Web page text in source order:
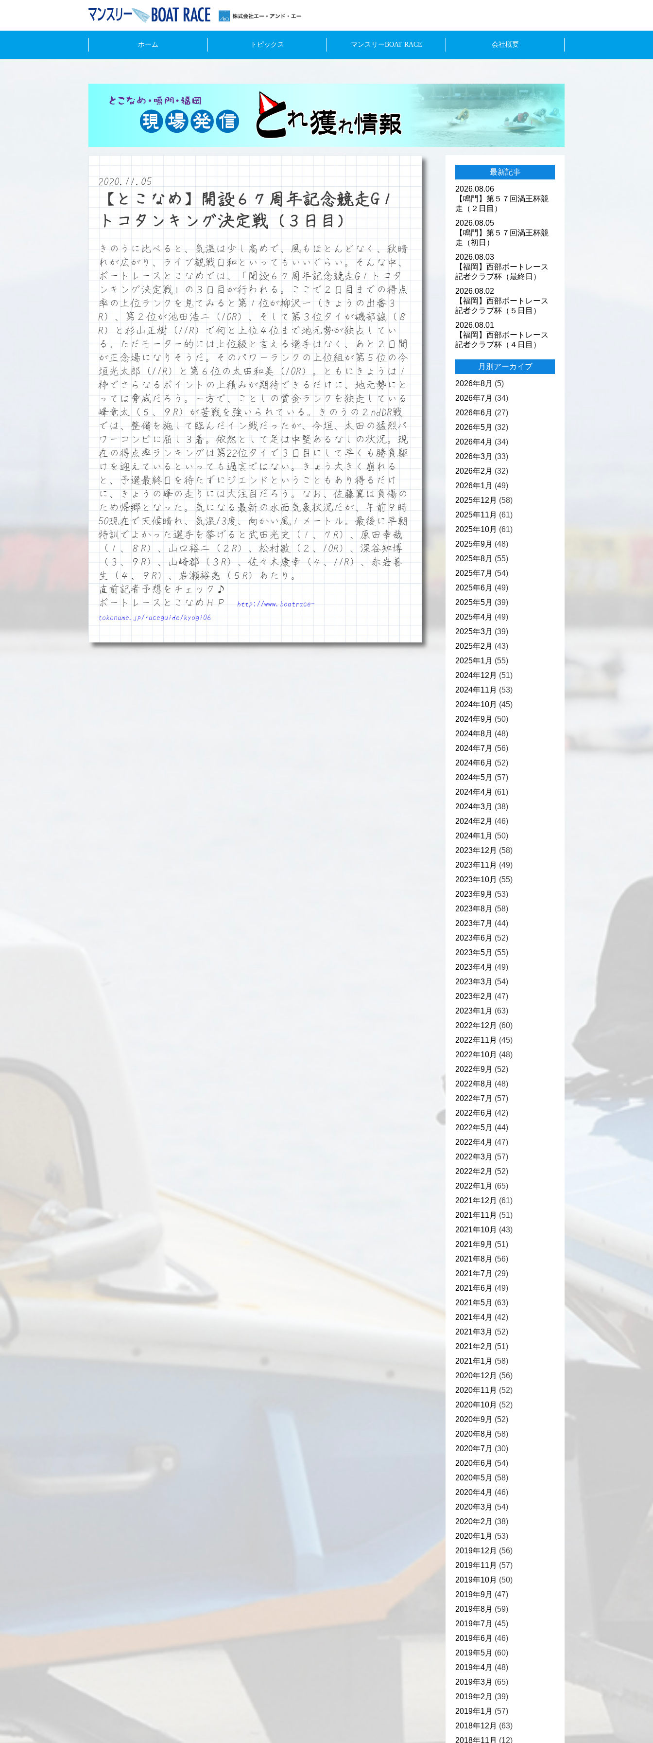
ホーム トピックス マンスリーBOAT RACE 会社概要
2020.11.05
【とこなめ】開設６７周年記念競走G１
トコタンキング決定戦（３日目）
きのうに比べると、気温は少し高めで、風もほとんどなく、秋晴
れが広がり、ライブ観戦日和といってもいいぐらい。そんな中、
ボートレースとこなめでは、「開設６７周年記念競走G１トコタ
ンキング決定戦」の３日目が行われる。ここで２日目までの得点
率の上位ランクを見てみると第１位が柳沢一（きょうの出番３
R）、第２位が池田浩二（10R）、そして第３位タイが磯部誠（８
R）と杉山正樹（11R）で何と上位４位まで地元勢が独占してい
る。ただモーター的には上位級と言える選手はなく、あと２日間
が正念場になりそうだ。そのパワーランクの上位組が第５位の今
垣光太郎（11R）と第６位の太田和美（10R）。ともにきょうは１
枠でさらなるポイントの上積みが期待できるだけに、地元勢にと
っては脅威だろう。一方で、ことしの賞金ランクを独走している
峰竜太（５、９R）が苦戦を強いられている。きのうの２ndDR戦
では、整備を施して臨んだイン戦だったが、今垣、太田の猛烈パ
ワーコンビに屈し３着。依然として足は中堅あるなしの状況。現
在の得点率ランキングは第22位タイで３日目にして早くも勝負駆
けを迎えているといっても過言ではない。きょう大きく崩れる
と、予選最終日を待たずにジエンドということもあり得るだけ
に、きょうの峰の走りには大注目だろう。なお、佐藤翼は負傷の
ため帰郷となった。気になる最新の水面気象状況だが、午前９時
50現在で天候晴れ、気温13度、向かい風１メートル。最後に早朝
特訓でよかった選手を挙げると武田光史（１、７R）、原田幸哉
（１、８R）、山口裕二（２R）、松村敏（２、10R）、深谷知博
（３、９R）、山崎郡（３R）、佐々木康幸（４、11R）、赤岩善
生（４、９R）、岩瀬裕亮（５R）あたり。
直前記者予想をチェック♪
ボートレースとこなめＨＰ
http://www.boatrace-
tokoname.jp/raceguide/kyogi06
最新記事
2026.08.06
【鳴門】第５７回渦王杯競
走（２日目）
2026.08.05
【鳴門】第５７回渦王杯競
走（初日）
2026.08.03
【福岡】西部ボートレース
記者クラブ杯（最終日）
2026.08.02
【福岡】西部ボートレース
記者クラブ杯（５日目）
2026.08.01
【福岡】西部ボートレース
記者クラブ杯（４日目）
月別アーカイブ
2026年8月 (5)
2026年7月 (34)
2026年6月 (27)
2026年5月 (32)
2026年4月 (34)
2026年3月 (33)
2026年2月 (32)
2026年1月 (49)
2025年12月 (58)
2025年11月 (61)
2025年10月 (61)
2025年9月 (48)
2025年8月 (55)
2025年7月 (54)
2025年6月 (49)
2025年5月 (39)
2025年4月 (49)
2025年3月 (39)
2025年2月 (43)
2025年1月 (55)
2024年12月 (51)
2024年11月 (53)
2024年10月 (45)
2024年9月 (50)
2024年8月 (48)
2024年7月 (56)
2024年6月 (52)
2024年5月 (57)
2024年4月 (61)
2024年3月 (38)
2024年2月 (46)
2024年1月 (50)
2023年12月 (58)
2023年11月 (49)
2023年10月 (55)
2023年9月 (53)
2023年8月 (58)
2023年7月 (44)
2023年6月 (52)
2023年5月 (55)
2023年4月 (49)
2023年3月 (54)
2023年2月 (47)
2023年1月 (63)
2022年12月 (60)
2022年11月 (45)
2022年10月 (48)
2022年9月 (52)
2022年8月 (48)
2022年7月 (57)
2022年6月 (42)
2022年5月 (44)
2022年4月 (47)
2022年3月 (57)
2022年2月 (52)
2022年1月 (65)
2021年12月 (61)
2021年11月 (51)
2021年10月 (43)
2021年9月 (51)
2021年8月 (56)
2021年7月 (29)
2021年6月 (49)
2021年5月 (63)
2021年4月 (42)
2021年3月 (52)
2021年2月 (51)
2021年1月 (58)
2020年12月 (56)
2020年11月 (52)
2020年10月 (52)
2020年9月 (52)
2020年8月 (58)
2020年7月 (30)
2020年6月 (54)
2020年5月 (58)
2020年4月 (46)
2020年3月 (54)
2020年2月 (38)
2020年1月 (53)
2019年12月 (56)
2019年11月 (57)
2019年10月 (50)
2019年9月 (47)
2019年8月 (59)
2019年7月 (45)
2019年6月 (46)
2019年5月 (60)
2019年4月 (48)
2019年3月 (65)
2019年2月 (39)
2019年1月 (57)
2018年12月 (63)
2018年11月 (12)